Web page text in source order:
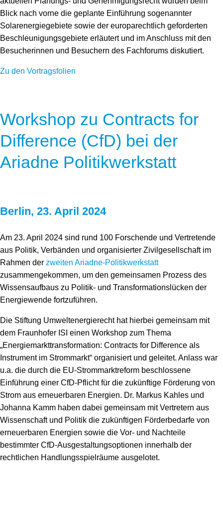
Blick nach vorne die geplante Einführung sogenannter
Solarenergiegebiete sowie der europarechtlich geforderten
Beschleunigungsgebiete erläutert und im Anschluss mit den
Besucherinnen und Besuchern des Fachforums diskutiert.
Zu den Vortragsfolien
Workshop zu Contracts for
Difference (CfD) bei der
Ariadne Politikwerkstatt
Berlin, 23. April 2024
Am 23. April 2024 sind rund 100 Forschende und Vertretende
aus Politik, Verbänden und organisierter Zivilgesellschaft im
Rahmen der zweiten Ariadne-Politikwerkstatt
zusammengekommen, um den gemeinsamen Prozess des
Wissensaufbaus zu Politik- und Transformationslücken der
Energiewende fortzuführen.
Die Stiftung Umweltenergierecht hat hierbei gemeinsam mit
dem Fraunhofer ISI einen Workshop zum Thema
„Energiemarkttransformation: Contracts for Difference als
Instrument im Strommarkt“ organisiert und geleitet. Anlass war
u.a. die durch die EU-Strommarktreform beschlossene
Einführung einer CfD-Pflicht für die zukünftige Förderung von
Strom aus erneuerbaren Energien. Dr. Markus Kahles und
Johanna Kamm haben dabei gemeinsam mit Vertretern aus
Wissenschaft und Politik die zukünftigen Förderbedarfe von
erneuerbaren Energien sowie die Vor- und Nachteile
bestimmter CfD-Ausgestaltungsoptionen innerhalb der
rechtlichen Handlungsspielräume ausgelotet.